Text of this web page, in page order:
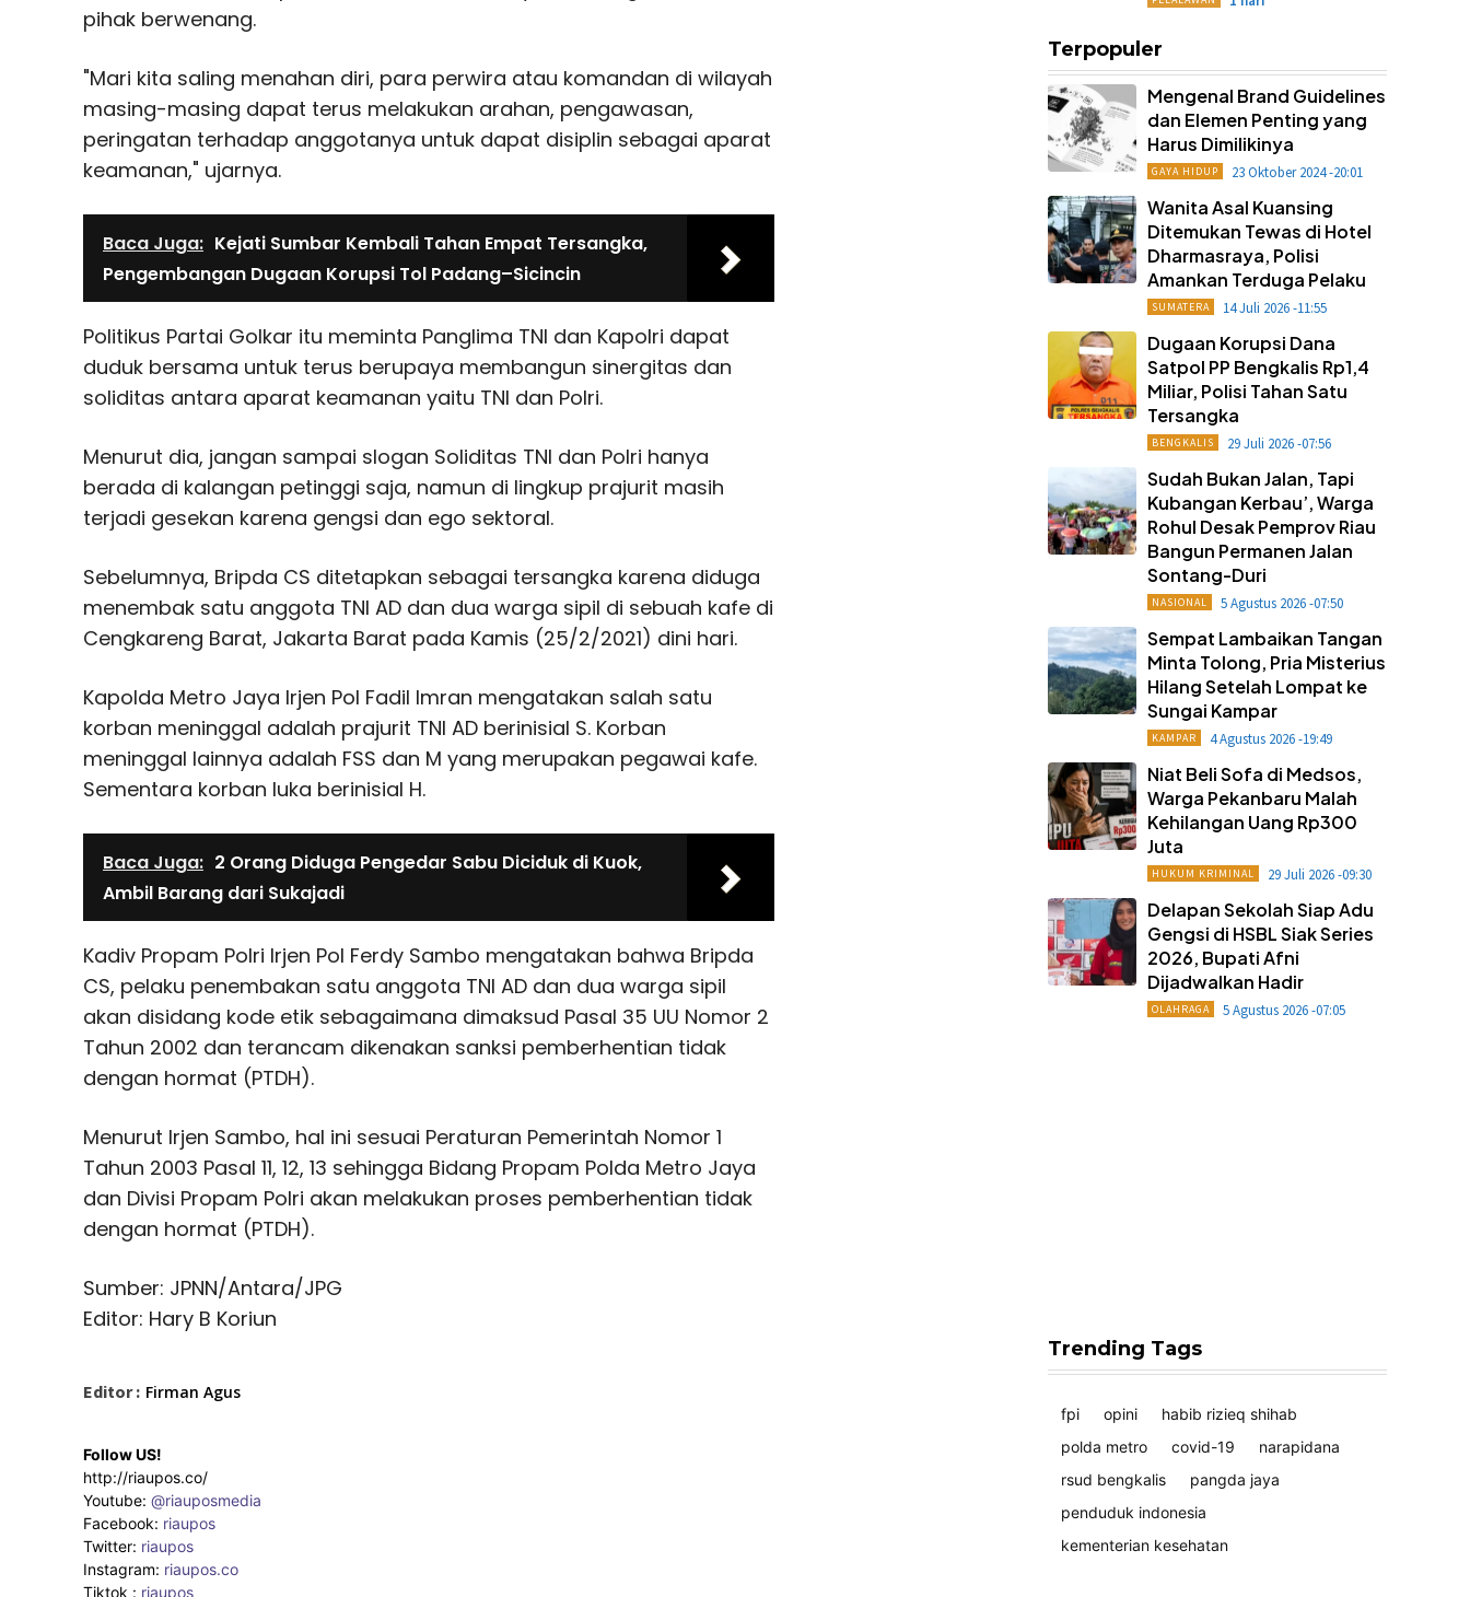
pihak berwenang.
"Mari kita saling menahan diri, para perwira atau komandan di wilayah
masing-masing dapat terus melakukan arahan, pengawasan,
peringatan terhadap anggotanya untuk dapat disiplin sebagai aparat
keamanan," ujarnya.
Baca Juga: Kejati Sumbar Kembali Tahan Empat Tersangka,
Pengembangan Dugaan Korupsi Tol Padang–Sicincin
Politikus Partai Golkar itu meminta Panglima TNI dan Kapolri dapat
duduk bersama untuk terus berupaya membangun sinergitas dan
soliditas antara aparat keamanan yaitu TNI dan Polri.
Menurut dia, jangan sampai slogan Soliditas TNI dan Polri hanya
berada di kalangan petinggi saja, namun di lingkup prajurit masih
terjadi gesekan karena gengsi dan ego sektoral.
Sebelumnya, Bripda CS ditetapkan sebagai tersangka karena diduga
menembak satu anggota TNI AD dan dua warga sipil di sebuah kafe di
Cengkareng Barat, Jakarta Barat pada Kamis (25/2/2021) dini hari.
Kapolda Metro Jaya Irjen Pol Fadil Imran mengatakan salah satu
korban meninggal adalah prajurit TNI AD berinisial S. Korban
meninggal lainnya adalah FSS dan M yang merupakan pegawai kafe.
Sementara korban luka berinisial H.
Baca Juga: 2 Orang Diduga Pengedar Sabu Diciduk di Kuok,
Ambil Barang dari Sukajadi
Kadiv Propam Polri Irjen Pol Ferdy Sambo mengatakan bahwa Bripda
CS, pelaku penembakan satu anggota TNI AD dan dua warga sipil
akan disidang kode etik sebagaimana dimaksud Pasal 35 UU Nomor 2
Tahun 2002 dan terancam dikenakan sanksi pemberhentian tidak
dengan hormat (PTDH).
Menurut Irjen Sambo, hal ini sesuai Peraturan Pemerintah Nomor 1
Tahun 2003 Pasal 11, 12, 13 sehingga Bidang Propam Polda Metro Jaya
dan Divisi Propam Polri akan melakukan proses pemberhentian tidak
dengan hormat (PTDH).
Sumber: JPNN/Antara/JPG
Editor: Hary B Koriun
Editor : Firman Agus
Follow US!
http://riaupos.co/
Youtube: @riauposmedia
Facebook: riaupos
Twitter: riaupos
Instagram: riaupos.co
Tiktok : riaupos
Terpopuler
Mengenal Brand Guidelines
dan Elemen Penting yang
Harus Dimilikinya
GAYA HIDUP 23 Oktober 2024 -20:01
Wanita Asal Kuansing
Ditemukan Tewas di Hotel
Dharmasraya, Polisi
Amankan Terduga Pelaku
SUMATERA 14 Juli 2026 -11:55
Dugaan Korupsi Dana
Satpol PP Bengkalis Rp1,4
Miliar, Polisi Tahan Satu
Tersangka
BENGKALIS 29 Juli 2026 -07:56
Sudah Bukan Jalan, Tapi
Kubangan Kerbau’, Warga
Rohul Desak Pemprov Riau
Bangun Permanen Jalan
Sontang-Duri
NASIONAL 5 Agustus 2026 -07:50
Sempat Lambaikan Tangan
Minta Tolong, Pria Misterius
Hilang Setelah Lompat ke
Sungai Kampar
KAMPAR 4 Agustus 2026 -19:49
Niat Beli Sofa di Medsos,
Warga Pekanbaru Malah
Kehilangan Uang Rp300
Juta
HUKUM KRIMINAL 29 Juli 2026 -09:30
Delapan Sekolah Siap Adu
Gengsi di HSBL Siak Series
2026, Bupati Afni
Dijadwalkan Hadir
OLAHRAGA 5 Agustus 2026 -07:05
Trending Tags
fpi opini
habib rizieq shihab
polda metro
covid-19
narapidana
rsud bengkalis
pangda jaya
penduduk indonesia
kementerian kesehatan